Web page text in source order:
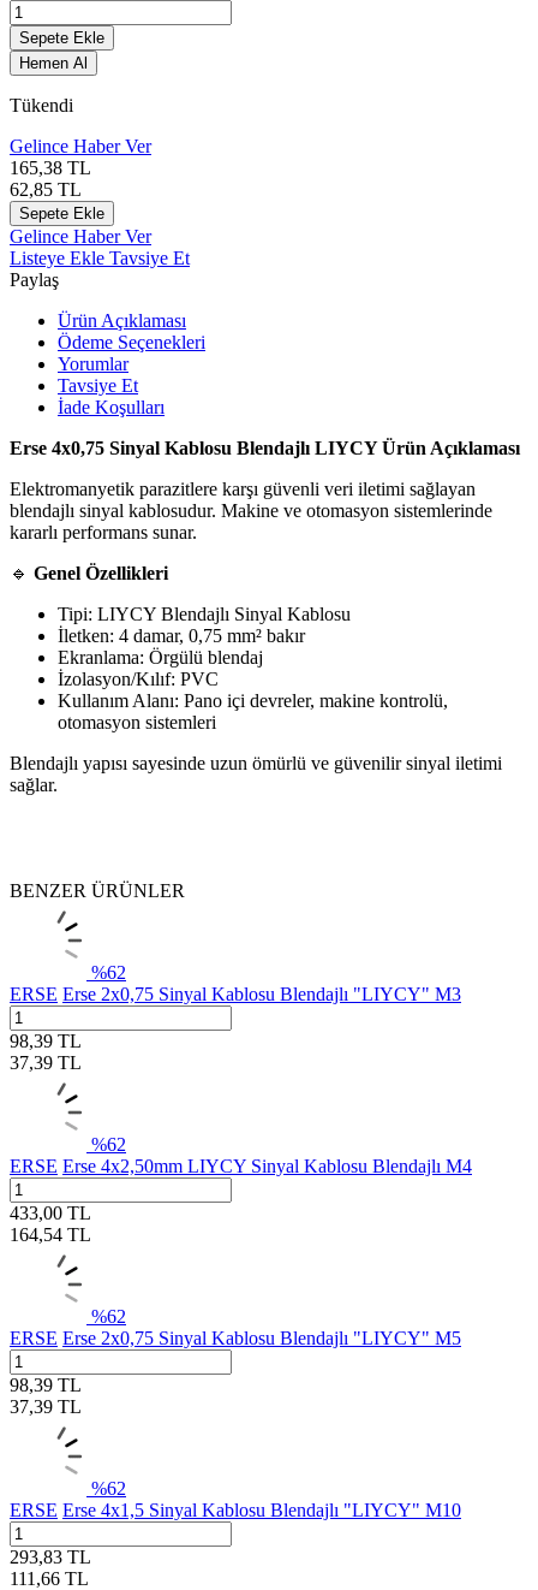
Sepete Ekle
Hemen Al
Tükendi
Gelince Haber Ver
165,38 TL
62,85 TL
Sepete Ekle
Gelince Haber Ver
Listeye Ekle Tavsiye Et
Paylaş
Ürün Açıklaması
Ödeme Seçenekleri
Yorumlar
Tavsiye Et
İade Koşulları
Erse 4x0,75 Sinyal Kablosu Blendajlı LIYCY Ürün Açıklaması
Elektromanyetik parazitlere karşı güvenli veri iletimi sağlayan
blendajlı sinyal kablosudur. Makine ve otomasyon sistemlerinde
kararlı performans sunar.
🔹 Genel Özellikleri
Tipi: LIYCY Blendajlı Sinyal Kablosu
İletken: 4 damar, 0,75 mm² bakır
Ekranlama: Örgülü blendaj
İzolasyon/Kılıf: PVC
Kullanım Alanı: Pano içi devreler, makine kontrolü,
otomasyon sistemleri
Blendajlı yapısı sayesinde uzun ömürlü ve güvenilir sinyal iletimi
sağlar.
BENZER ÜRÜNLER
%62
ERSE Erse 2x0,75 Sinyal Kablosu Blendajlı "LIYCY" M3
98,39 TL
37,39 TL
%62
ERSE Erse 4x2,50mm LIYCY Sinyal Kablosu Blendajlı M4
433,00 TL
164,54 TL
%62
ERSE Erse 2x0,75 Sinyal Kablosu Blendajlı "LIYCY" M5
98,39 TL
37,39 TL
%62
ERSE Erse 4x1,5 Sinyal Kablosu Blendajlı "LIYCY" M10
293,83 TL
111,66 TL